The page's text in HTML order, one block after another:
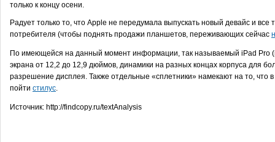
только к концу осени.
Радует только то, что Apple не передумала выпускать новый девайс и все
потребителя (чтобы поднять продажи планшетов, переживающих сейчас
По имеющейся на данный момент информации, так называемый iPad Pro
экрана от 12,2 до 12,9 дюймов, динамики на разных концах корпуса для
разрешение дисплея. Также отдельные «сплетники» намекают на то, что
пойти стилус.
Источник: http://findcopy.ru/textAnalysis